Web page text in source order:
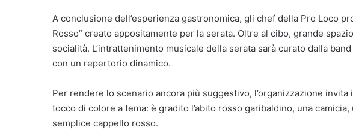
A conclusione dell’esperienza gastronomica, gli chef della Pro Loco
Rosso” creato appositamente per la serata. Oltre al cibo, grande
socialità. L’intrattenimento musicale della serata sarà curato dalla
con un repertorio dinamico.
Per rendere lo scenario ancora più suggestivo, l’organizzazione
tocco di colore a tema: è gradito l’abito rosso garibaldino, una
semplice cappello rosso.